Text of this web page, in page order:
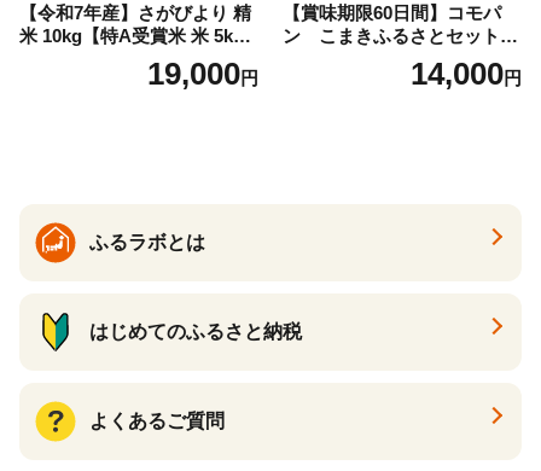
【令和7年産】さがびより 精
米 10kg【特A受賞米 米 5kg×
2袋 お米 コメ こめ 国産 美味
しい ブランド米 人気 ランキ
19,000円
【賞味期限60日間】コモパ
ン こまきふるさとセット
（24個入り）／災害用備蓄
保存食 非常食 防災グッズに
14,000円
ふるラボとは
はじめてのふるさと納税
よくあるご質問